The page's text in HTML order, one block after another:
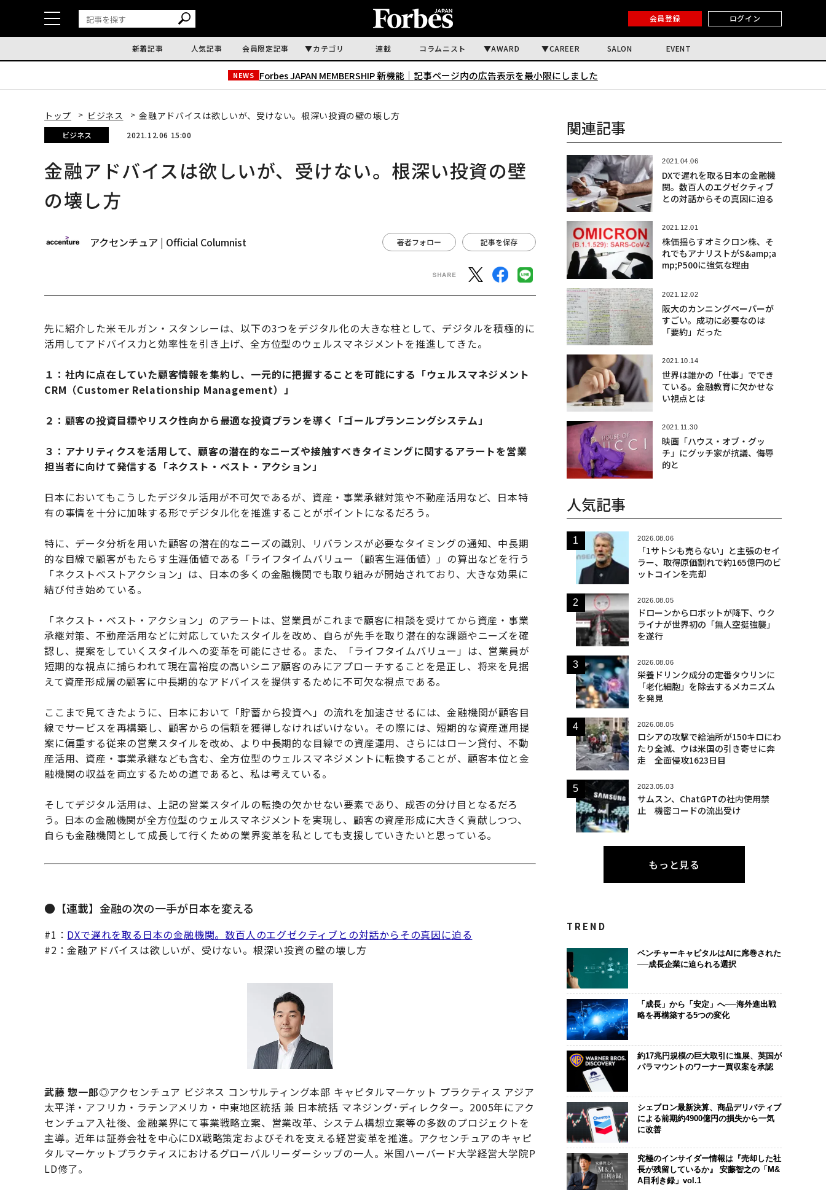
会員登録 ログイン
新着記事 人気記事 会員限定記事 カテゴリ 連載 コラムニスト AWARD CAREER SALON EVENT
NEWS Forbes JAPAN MEMBERSHIP 新機能｜ 記事ページ内の広告表示を最小限にしました
トップ ビジネス 金融アドバイスは欲しいが、受けない。根深い投資の壁の壊し方
ビジネス 2021.12.06 15:00
金融アドバイスは欲しいが、受けない。根深い投資の壁
の壊し方
アクセンチュア | Official Columnist 著者フォロー 記事を保存
先に紹介した米モルガン・スタンレーは、以下の3つをデジタル化の大きな柱として、デジタルを積極的に
活用してアドバイス力と効率性を引き上げ、全方位型のウェルスマネジメントを推進してきた。
１：社内に点在していた顧客情報を集約し、一元的に把握することを可能にする「ウェルスマネジメント
CRM（Customer Relationship Management）」
２：顧客の投資目標やリスク性向から最適な投資プランを導く「ゴールプランニングシステム」
３：アナリティクスを活用して、顧客の潜在的なニーズや接触すべきタイミングに関するアラートを営業
担当者に向けて発信する「ネクスト・ベスト・アクション」
日本においてもこうしたデジタル活用が不可欠であるが、資産・事業承継対策や不動産活用など、日本特
有の事情を十分に加味する形でデジタル化を推進することがポイントになるだろう。
特に、データ分析を用いた顧客の潜在的なニーズの識別、リバランスが必要なタイミングの通知、中長期
的な目線で顧客がもたらす生涯価値である「ライフタイムバリュー（顧客生涯価値）」の算出などを行う
「ネクストベストアクション」は、日本の多くの金融機関でも取り組みが開始されており、大きな効果に
結び付き始めている。
「ネクスト・ベスト・アクション」のアラートは、営業員がこれまで顧客に相談を受けてから資産・事業
承継対策、不動産活用などに対応していたスタイルを改め、自らが先手を取り潜在的な課題やニーズを確
認し、提案をしていくスタイルへの変革を可能にさせる。また、「ライフタイムバリュー」は、営業員が
短期的な視点に捕らわれて現在富裕度の高いシニア顧客のみにアプローチすることを是正し、将来を見据
えて資産形成層の顧客に中長期的なアドバイスを提供するために不可欠な視点である。
ここまで見てきたように、日本において「貯蓄から投資へ」の流れを加速させるには、金融機関が顧客目
線でサービスを再構築し、顧客からの信頼を獲得しなければいけない。その際には、短期的な資産運用提
案に偏重する従来の営業スタイルを改め、より中長期的な目線での資産運用、さらにはローン貸付、不動
産活用、資産・事業承継なども含む、全方位型のウェルスマネジメントに転換することが、顧客本位と金
融機関の収益を両立するための道であると、私は考えている。
そしてデジタル活用は、上記の営業スタイルの転換の欠かせない要素であり、成否の分け目となるだろ
う。日本の金融機関が全方位型のウェルスマネジメントを実現し、顧客の資産形成に大きく貢献しつつ、
自らも金融機関として成長して行くための業界変革を私としても支援していきたいと思っている。
●【連載】金融の次の一手が日本を変える
#1： DXで遅れを取る日本の金融機関。数百人のエグゼクティブとの対話からその真因に迫る
#2：金融アドバイスは欲しいが、受けない。根深い投資の壁の壊し方
武藤 惣一郎◎アクセンチュア ビジネス コンサルティング本部 キャピタルマーケット プラクティス アジア
太平洋・アフリカ・ラテンアメリカ・中東地区統括 兼 日本統括 マネジング･ディレクター。2005年にアク
センチュア入社後、金融業界にて事業戦略立案、営業改革、システム構想立案等の多数のプロジェクトを
主導。近年は証券会社を中心にDX戦略策定およびそれを支える経営変革を推進。アクセンチュアのキャピ
タルマーケットプラクティスにおけるグローバルリーダーシップの一人。米国ハーバード大学経営大学院P
LD修了。
関連記事
2021.04.06
DXで遅れを取る日本の金融機
関。数百人のエグゼクティブ
との対話からその真因に迫る
2021.12.01
株価揺らすオミクロン株、そ
れでもアナリストがS&amp;a
mp;P500に強気な理由
2021.12.02
阪大のカンニングペーパーが
すごい。成功に必要なのは
「要約」だった
2021.10.14
世界は誰かの「仕事」ででき
ている。金融教育に欠かせな
い視点とは
2021.11.30
映画「ハウス・オブ・グッ
チ」にグッチ家が抗議、侮辱
的と
人気記事
2026.08.06
「1サトシも売らない」と主張のセイ
ラー、取得原価割れで約165億円のビ
ットコインを売却
2026.08.05
ドローンからロボットが降下、ウク
ライナが世界初の「無人空挺強襲」
を遂行
2026.08.06
栄養ドリンク成分の定番タウリンに
「老化細胞」を除去するメカニズム
を発見
2026.08.05
ロシアの攻撃で給油所が150キロにわ
たり全滅、ウは米国の引き寄せに奔
走 全面侵攻1623日目
2023.05.03
サムスン、ChatGPTの社内使用禁
止 機密コードの流出受け
もっと見る
TREND
ベンチャーキャピタルはAIに席巻された
──成長企業に迫られる選択
「成長」から「安定」へ──海外進出戦
略を再構築する5つの変化
約17兆円規模の巨大取引に進展、英国が
パラマウントのワーナー買収案を承認
シェブロン最新決算、商品デリバティブ
による前期約4900億円の損失から一気
に改善
究極のインサイダー情報は『売却した社
長が残留しているか』 安藤智之の「M&
A目利き録」vol.1